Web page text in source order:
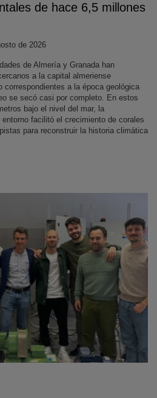
de hace 6,5 millones
de 2026
de Almería y Granada han
a la capital almeriense
correspondientes a la época geológica
se secó casi por completo. En estos
bajo el nivel del mar, la
facilitó el crecimiento de corales
para reconstruir la historia climática